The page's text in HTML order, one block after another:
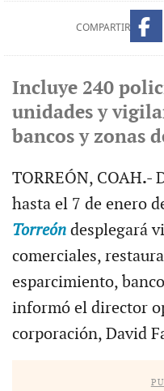
COMPARTIR
Incluye 240
unidades y
bancos y zonas
TORREÓN, COAH.-
hasta el 7 de enero
Torreón desplegará
comerciales,
esparcimiento,
informó el director
corporación, David